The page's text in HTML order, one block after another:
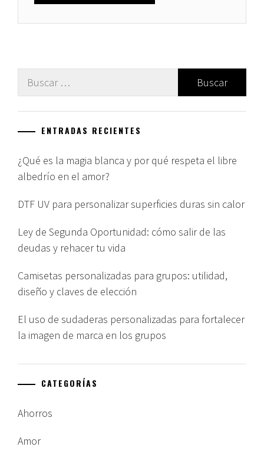
Buscar:
ENTRADAS RECIENTES
¿Qué es la magia blanca y por qué respeta el libre
albedrío en el amor?
DTF UV para personalizar superficies duras sin calor
Ley de Segunda Oportunidad: cómo salir de las
deudas y rehacer tu vida
Camisetas personalizadas para grupos: utilidad,
diseño y claves de elección
El uso de sudaderas personalizadas para fortalecer
la imagen de marca en los grupos
CATEGORÍAS
Ahorros
Amor